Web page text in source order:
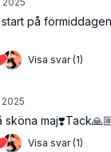
på
Visa svar (1)
2025
sköna
Visa svar (1)